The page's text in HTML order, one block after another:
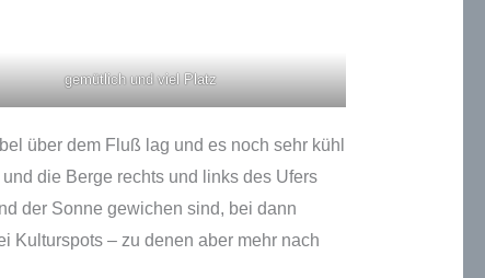
gemütlich und viel Platz
über dem Fluß lag und es noch sehr kühl
die Berge rechts und links des Ufers
der Sonne gewichen sind, bei dann
Kulturspots – zu denen aber mehr nach